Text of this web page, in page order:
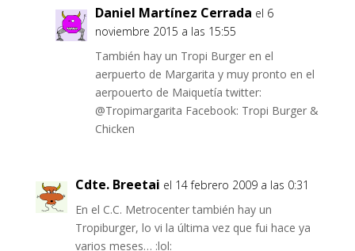
Daniel Martínez Cerrada el 6
noviembre 2015 a las 15:55
También hay un Tropi Burger en el
aerpuerto de Margarita y muy pronto en el
aerpouerto de Maiquetía twitter:
@Tropimargarita Facebook: Tropi Burger &
Chicken
Cdte. Breetai el 14 febrero 2009 a las 0:31
En el C.C. Metrocenter también hay un
Tropiburger, lo vi la última vez que fui hace ya
varios meses… :lol: